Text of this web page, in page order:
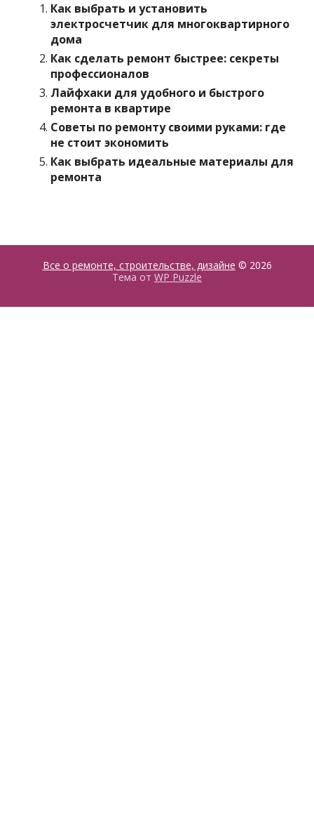
Как выбрать и установить
электросчетчик для многоквартирного
дома
Как сделать ремонт быстрее: секреты
профессионалов
Лайфхаки для удобного и быстрого
ремонта в квартире
Советы по ремонту своими руками: где
не стоит экономить
Как выбрать идеальные материалы для
ремонта
Все о ремонте, строительстве, дизайне © 2026
Тема от WP Puzzle